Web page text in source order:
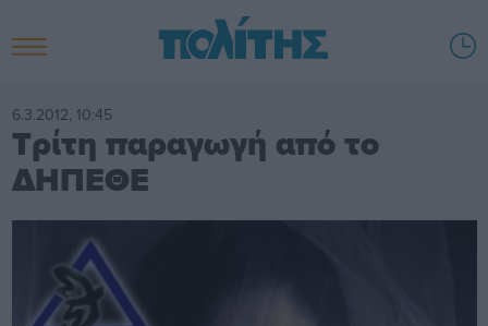
6.3.2012, 10:45
Τρίτη παραγωγή από το
ΔΗΠΕΘΕ